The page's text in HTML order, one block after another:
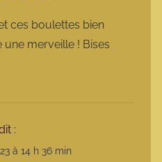
ces boulettes bien
merveille ! Bises
:
à 14 h 36 min